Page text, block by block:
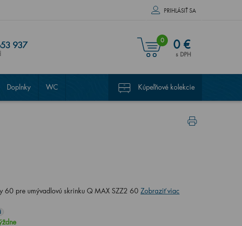
PRIHLÁSIŤ SA
937 0 0 €
s DPH
Doplnky WC Kúpeľňové kolekcie
60 pre umývadlovú skrinku Q MAX SZZ2 60 Zobraziť viac
i